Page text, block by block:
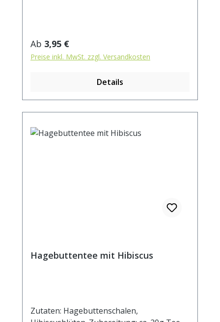
20g Tee mit 1 l. kochendem Wasser
aufgiessen. Ziehzeit: max.10 min.
Durchschnittliche Brennwerte je 100
mit 100 ml kochendem Wasser und
einer Ziehzeit von 5 Minuten Brennwert
Kohlenhydrate 0,7 g davon: - Zucker 0,7 g
Regulärer Preis:
Ab 3,95 €
Preise inkl. MwSt. zzgl. Versandkosten
Details
Hagebuttentee mit Hibiscus
Zutaten: Hagebuttenschalen,